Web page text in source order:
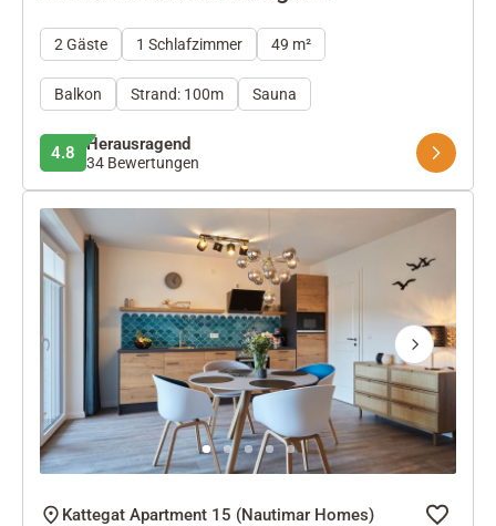
2 Gäste 1 Schlafzimmer 49 m²
Balkon Strand: 100m Sauna
4.8 Herausragend
34 Bewertungen
Next
Kattegat Apartment 15 (Nautimar Homes)